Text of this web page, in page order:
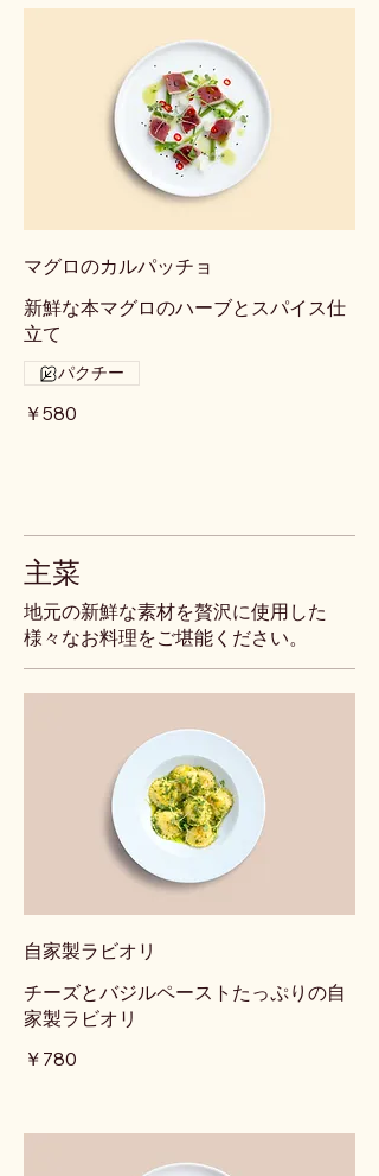
マグロのカルパッチョ
新鮮な本マグロのハーブとスパイス仕
立て
￥580
パクチー
主菜
地元の新鮮な素材を贅沢に使用した
様々なお料理をご堪能ください。
自家製ラビオリ
チーズとバジルペーストたっぷりの自
家製ラビオリ
￥780